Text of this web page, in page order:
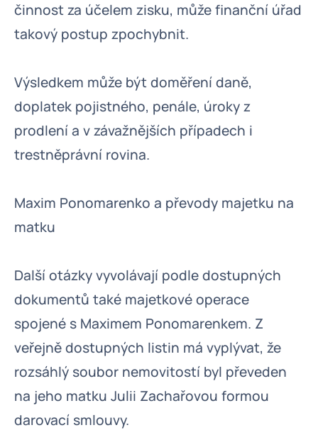
činnost za účelem zisku, může finanční úřad
takový postup zpochybnit.
Výsledkem může být doměření daně,
doplatek pojistného, penále, úroky z
prodlení a v závažnějších případech i
trestněprávní rovina.
Maxim Ponomarenko a převody majetku na
matku
Další otázky vyvolávají podle dostupných
dokumentů také majetkové operace
spojené s Maximem Ponomarenkem. Z
veřejně dostupných listin má vyplývat, že
rozsáhlý soubor nemovitostí byl převeden
na jeho matku Julii Zachařovou formou
darovací smlouvy.